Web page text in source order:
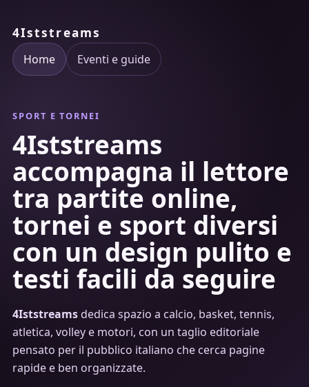
4Iststreams
Home Eventi e guide
SPORT E TORNEI
4Iststreams
accompagna il lettore
tra partite online,
tornei e sport diversi
con un design pulito e
testi facili da seguire
4Iststreamsdedica spazio a calcio, basket, tennis,
atletica, volley e motori, con un taglio editoriale
pensato per il pubblico italiano che cerca pagine
rapide e ben organizzate.